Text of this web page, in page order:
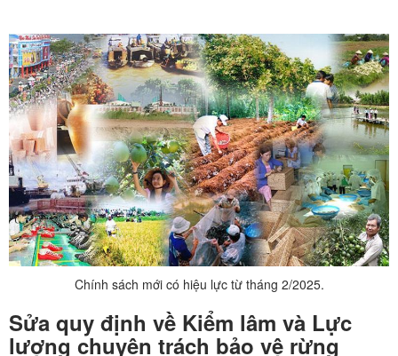
Chính sách mới có hiệu lực từ tháng 2/2025.
Sửa quy định về Kiểm lâm và Lực
lượng chuyên trách bảo vệ rừng